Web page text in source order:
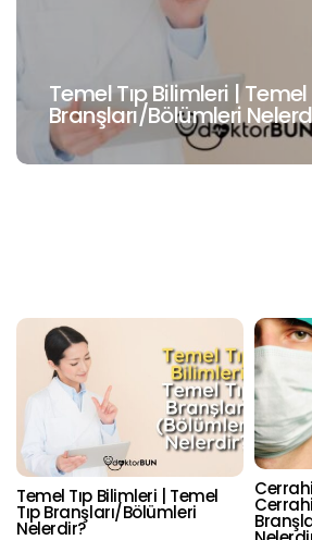
Temel Tıp Bilimleri | Temel
Branşları/Bölümleri
Temel Tıp Bilimleri | Temel
Tıp Branşları/Bölümleri
Nelerdir?
Cerrahi